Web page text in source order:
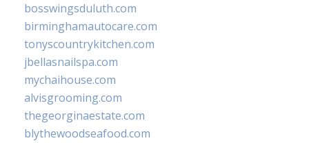
bosswingsduluth.com
birminghamautocare.com
tonyscountrykitchen.com
jbellasnailspa.com
mychaihouse.com
alvisgrooming.com
thegeorginaestate.com
blythewoodseafood.com